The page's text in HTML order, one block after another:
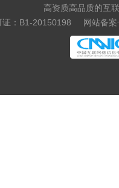
高资质高品质的互
：B1-20150198
网站备